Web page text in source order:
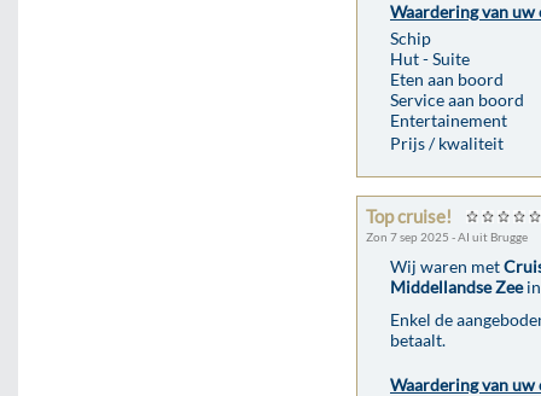
Waardering van uw
Schip
Hut - Suite
Eten aan boord
Service aan boord
Entertainement
Prijs / kwaliteit
Top cruise!
Zon 7 sep 2025 - AI uit Brugge
Wij waren met
Middellandse Zeein
Enkel de
betaalt.
Waardering van uw